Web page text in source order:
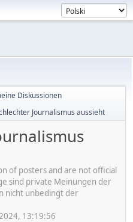
Diskussionen
Journalismus aussieht
of posters and are not official
sind private Meinungen der
nicht unbedingt der
13:19:56